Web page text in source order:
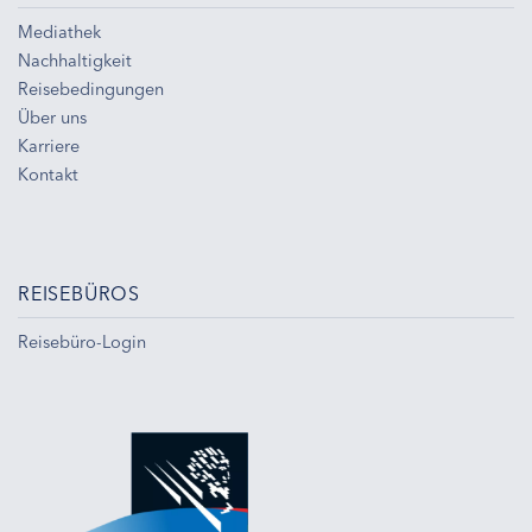
Mediathek
Nachhaltigkeit
Reisebedingungen
Über uns
Karriere
Kontakt
REISEBÜROS
Reisebüro-Login